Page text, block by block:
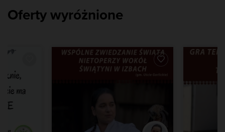
Oferty wyróżnione